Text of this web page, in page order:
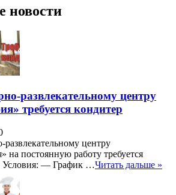
новости
развлекательному центру
требуется кондитер
развлекательному центру
на постоянную работу требуется
Условия: — График …Читать дальше »